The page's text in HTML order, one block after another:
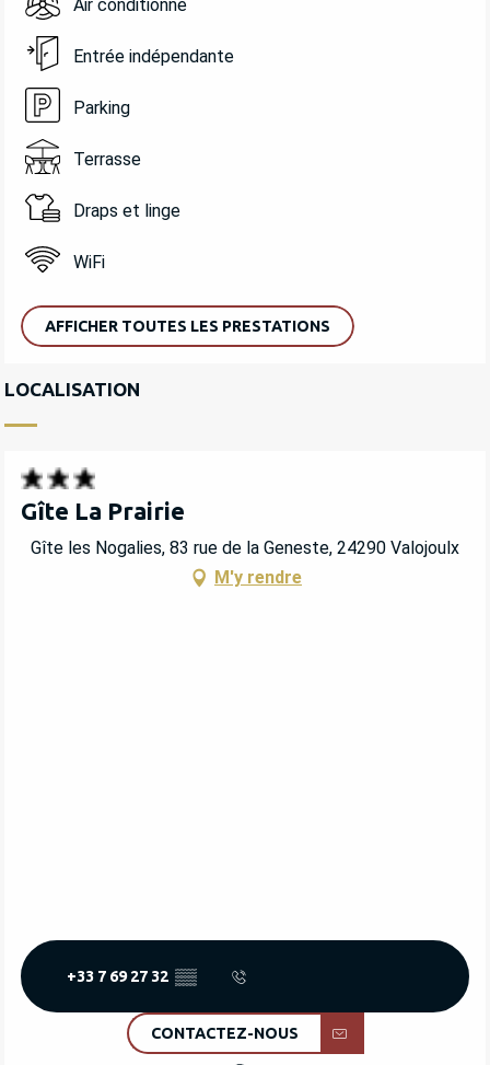
Air conditionné
Entrée indépendante
Parking
Terrasse
Draps et linge
WiFi
AFFICHER TOUTES LES PRESTATIONS
LOCALISATION
Gîte La Prairie
Gîte les Nogalies, 83 rue de la Geneste, 24290 Valojoulx
M'y rendre
+33 7 69 27 32 ▒▒
CONTACTEZ-NOUS